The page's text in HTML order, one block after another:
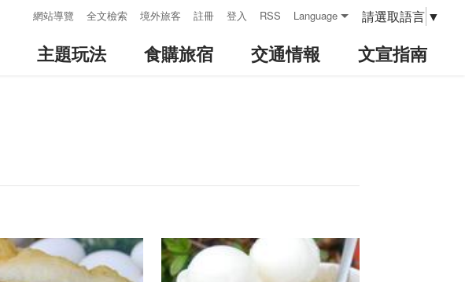
網站導覽 全文檢索 境外旅客 註冊 登入 RSS Language 請選取語言 ▼
主題玩法 食購旅宿 交通情報 文宣指南